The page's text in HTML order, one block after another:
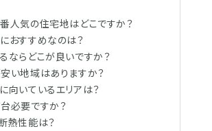
人気の住宅地はどこですか？
おすすめなのは？
ならどこが良いですか？
い地域はありますか？
向いているエリアは？
必要ですか？
熱性能は？